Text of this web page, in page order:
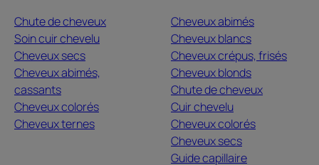
Chute de cheveux
Soin cuir chevelu
Cheveux secs
Cheveux abimés,
cassants
Cheveux colorés
Cheveux ternes
Cheveux abimés
Cheveux blancs
Cheveux crépus, frisés
Cheveux blonds
Chute de cheveux
Cuir chevelu
Cheveux colorés
Cheveux secs
Guide capillaire